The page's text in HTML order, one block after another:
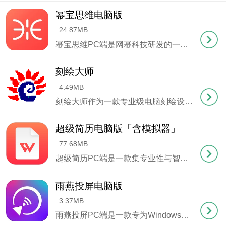
5、民意直通车
开通领导信箱、民意征集等互动渠道，构建政民沟通
6、投资重庆
发布产业政策、招商项目等信息，提供"一站式"投资
咨询服务。
版本升级
1.采用极简设计理念重构首页，突出高频服务入口，
提升视觉舒适度
幂宝思维电脑版
24.87MB
幂宝思维PC端是网幂科技研发的一款创新性思维可视化工具，专为提升知识管理效率而设计。这款智能化的脑图软件能够满足不同场景需求，无论是商务人士的系统规划、团队协作的创意碰撞，还是个人的知识沉淀，都能通过直观的节点连接将零散信息转化为结构化知识网络。其独特的图形化呈现方式让抽象思维具象化，帮助用户快速构建认知框架，在信息爆炸时代实现高效的知识吸收与创造性输
刻绘大师
4.49MB
刻绘大师作为一款专业级电脑刻绘设计软件，其功能全面且操作便捷，完美兼容市面上主流进口及国产刻字机设备。软件集成了文字处理、图形变形、矢量图库、节点编辑、色彩管理等核心功能，无论是制作精致名片还是大型广告灯箱，都能轻松应对。直观的用户界面配合智能操作引导，让新手也能快速上手创作。
超级简历电脑版「含模拟器」
77.68MB
超级简历PC端是一款集专业性与智能化于一体的高效求职工具，已助力数百万职场精英斩获心仪offer。只需30分钟即可完成专业级简历制作，通过智能算法优化内容结构，显著提升简历竞争力与面试邀约率。无论应届生求职、职场晋升还是跨行业转型，内置的行业专属模板库与双语简历功能都能满足多元需求，配合HR专家团队的在线诊断服务，精准修正简历短板，让求职之路事半功倍。
雨燕投屏电脑版
3.37MB
雨燕投屏PC端是一款专为Windows系统打造的智能投屏解决方案。它突破了传统投屏设备的限制，通过软件技术实现跨终端屏幕共享，支持移动端与电视互联、手机电脑双向投屏、桌面端内容投射至大屏设备、网页内容一键推送等多样化投屏场景，让多屏互动变得简单高效。无论是商务会议中的方案演示，还是教学场景的内容展示，这款工具都能帮助用